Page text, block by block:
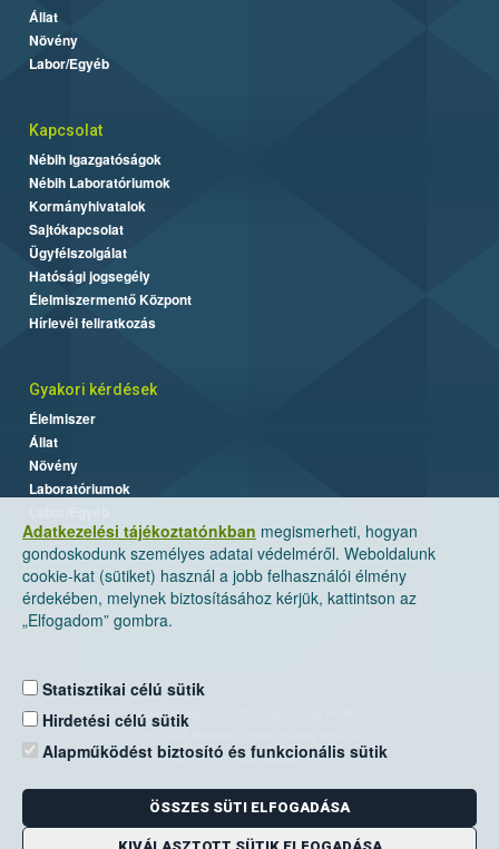
Adatkezelési tájékoztatónkban megismerheti, hogyan
gondoskodunk személyes adatai védelméről. Weboldalunk
cookie-kat (sütiket) használ a jobb felhasználói élmény
érdekében, melynek biztosításához kérjük, kattintson az
„Elfogadom” gombra.
Statisztikai célú sütik
Hirdetési célú sütik
Alapműködést biztosító és funkcionális sütik
ÖSSZES SÜTI ELFOGADÁSA
Állat
Növény
Labor/Egyéb
Kapcsolat
Nébih Igazgatóságok
Nébih Laboratóriumok
Kormányhivatalok
Sajtókapcsolat
Ügyfélszolgálat
Hatósági jogsegély
Élelmiszermentő Központ
Hírlevél feliratkozás
Gyakori kérdések
Élelmiszer
Állat
Növény
Laboratóriumok
Nemzeti Élelmiszerlánc-biztonsági Hivatal
Levelezési cím: 1525 Budapest. Pf. 30.
E-mail:ugyfelszolgalat@nebih.gov.hu
Zöld szám: 06-80/263-244